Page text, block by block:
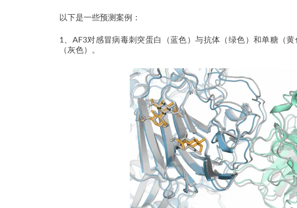
以下是一些预测案例：
1、AF3对感冒病毒刺突蛋白（蓝色）与抗体（绿色）和单糖（
（灰色）。